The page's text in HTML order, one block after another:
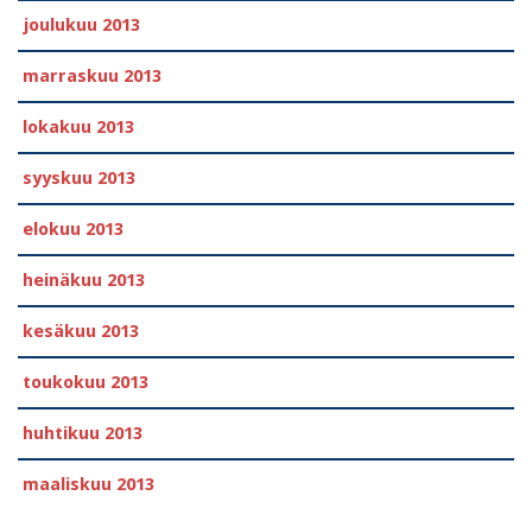
joulukuu 2013
marraskuu 2013
lokakuu 2013
syyskuu 2013
elokuu 2013
heinäkuu 2013
kesäkuu 2013
toukokuu 2013
huhtikuu 2013
maaliskuu 2013